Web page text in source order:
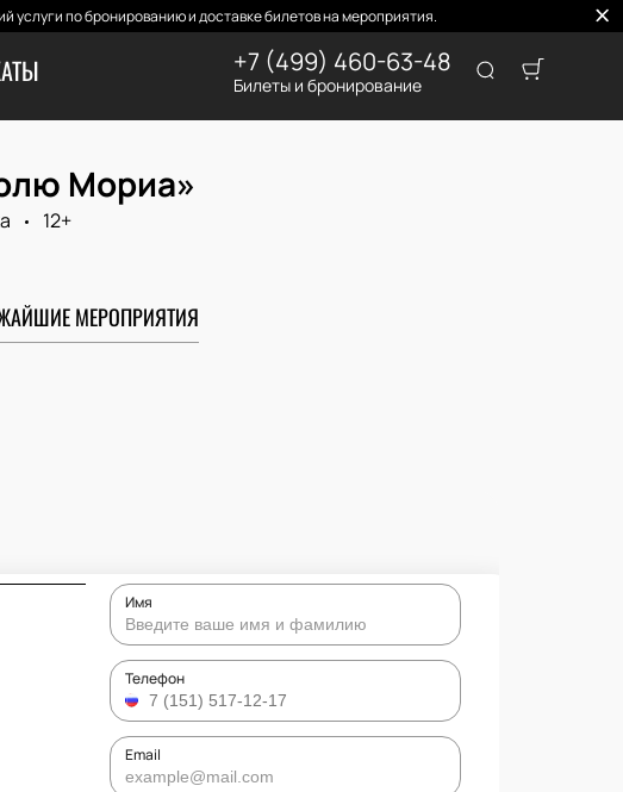
по бронированию и доставке билетов на мероприятия.
+7 (499) 460-63-48
Билеты и бронирование
Мориа»
12+
МЕРОПРИЯТИЯ
Имя
Телефон
Email